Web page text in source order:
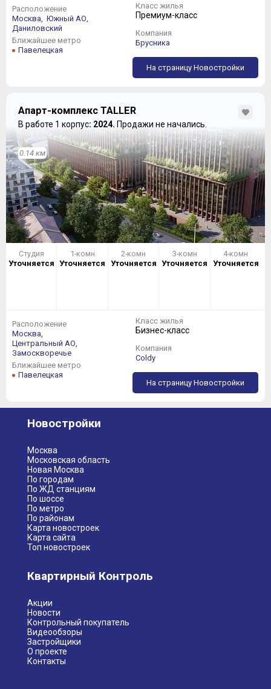
Расположение
Москва,
Южный АО,
Даниловский
Ближайшее метро
Павелецкая
Класс жилья
Премиум-класс
Компания
Брусника
На страницу Новостройки
Апарт-комплекс TALLER
В работе 1 корпус: 2024. Продажи не начались.
0.14 км
Студия
Уточняется
1-комн
Уточняется
2-комн
Уточняется
3-комн
Уточняется
4-комн
Уточняется
Расположение
Москва,
Центральный АО,
Замоскворечье
Ближайшее метро
Павелецкая
Класс жилья
Бизнес-класс
Компания
Coldy
На страницу Новостройки
Новостройки
Москва
Московская область
Новая Москва
По городам
По ЖД станциям
По шоссе
По метро
По районам
Карта новостроек
Карта сайта
Топ новостроек
Квартирный Контроль
Акции
Новости
Контрольный покупатель
Видеообзоры
Застройщики
О проекте
Контакты